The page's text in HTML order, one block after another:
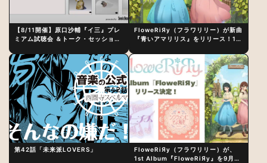
【8/11開催】原口沙輔『イ三』プレ
ミアム試聴会 ＆トーク・セッション
制作秘話
FloweRiЯy（フラワリリー）が新曲
『青いアマリリス』をリリース！1st
第42話「未来派LOVERS」
FloweRiЯy（フラワリリー）が、
1st Album『FloweRiЯy』を9月23